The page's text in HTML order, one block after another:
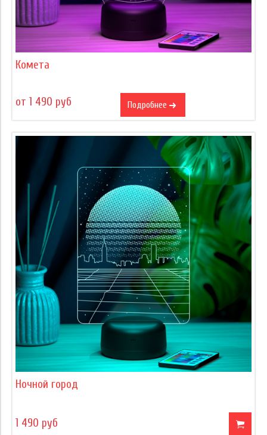
Комета
от 1 490 руб Подробнее
Ночной город
1 490 руб